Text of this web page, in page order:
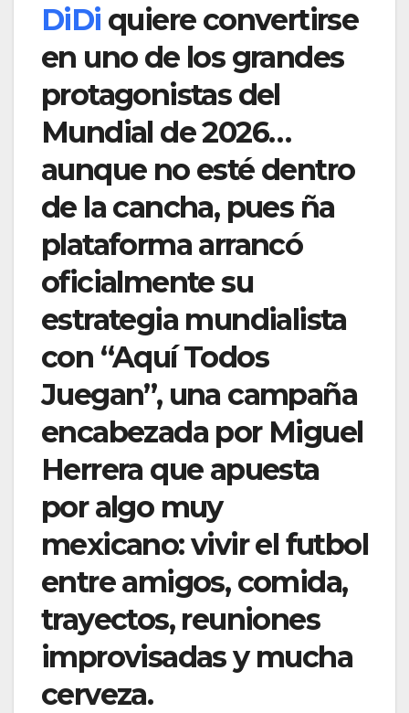
DiDi quiere convertirse
en uno de los grandes
protagonistas del
Mundial de 2026…
aunque no esté dentro
de la cancha, pues ña
plataforma arrancó
oficialmente su
estrategia mundialista
con “Aquí Todos
Juegan”, una campaña
encabezada por Miguel
Herrera que apuesta
por algo muy
mexicano: vivir el futbol
entre amigos, comida,
trayectos, reuniones
improvisadas y mucha
cerveza.